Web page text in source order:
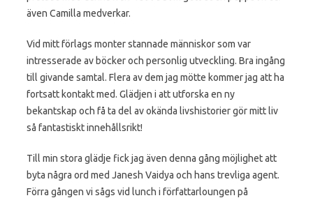
även Camilla medverkar.
Vid mitt förlags monter stannade människor som var
intresserade av böcker och personlig utveckling. Bra ingång
till givande samtal. Flera av dem jag mötte kommer jag att ha
fortsatt kontakt med. Glädjen i att utforska en ny
bekantskap och få ta del av okända livshistorier gör mitt liv
så fantastiskt innehållsrikt!
Till min stora glädje fick jag även denna gång möjlighet att
byta några ord med Janesh Vaidya och hans trevliga agent.
Förra gången vi sågs vid lunch i författarloungen på